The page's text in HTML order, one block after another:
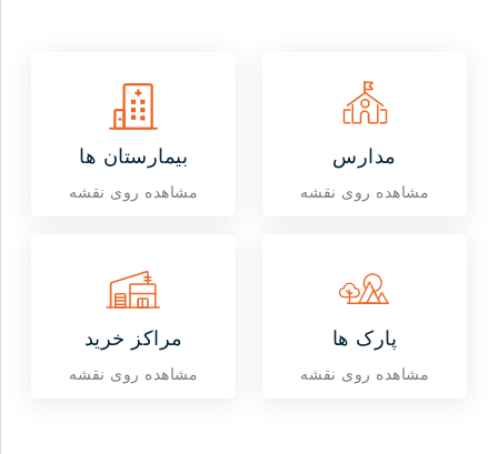
بیمارستان ها
مشاهده روی نقشه
مدارس
مشاهده روی نقشه
مراکز خرید
مشاهده روی نقشه
پارک ها
مشاهده روی نقشه